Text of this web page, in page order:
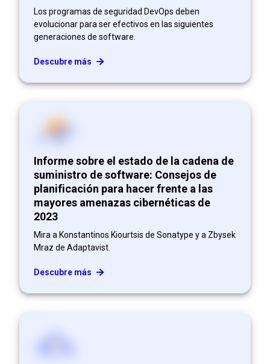
Los programas de seguridad DevOps deben
evolucionar para ser efectivos en las siguientes
generaciones de software.
Descubre más
Informe sobre el estado de la cadena de
suministro de software: Consejos de
planificación para hacer frente a las
mayores amenazas cibernéticas de
2023
Mira a Konstantinos Kiourtsis de Sonatype y a Zbysek
Mraz de Adaptavist.
Descubre más